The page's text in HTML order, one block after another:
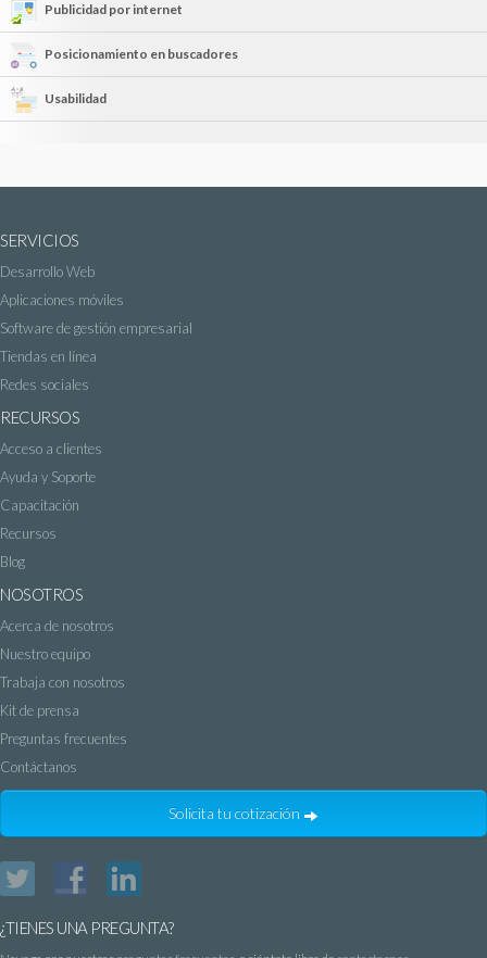
Publicidad por internet
Posicionamiento en buscadores
Usabilidad
SERVICIOS
Desarrollo Web
Aplicaciones móviles
Software de gestión empresarial
Tiendas en línea
Redes sociales
RECURSOS
Acceso a clientes
Ayuda y Soporte
Capacitación
Recursos
Blog
NOSOTROS
Acerca de nosotros
Nuestro equipo
Trabaja con nosotros
Kit de prensa
Preguntas frecuentes
Contáctanos
Solicita tu cotización
Twitter Facebook
¿TIENES UNA PREGUNTA?